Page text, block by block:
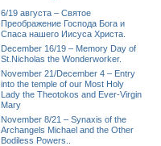
6/19 августа – Святое
Преображение Господа Бога и
Спаса нашего Иисуса Христа.
December 16/19 – Memory Day of
St.Nicholas the Wonderworker.
November 21/December 4 – Entry
into the temple of our Most Holy
Lady the Theotokos and Ever-Virgin
Mary
November 8/21 – Synaxis of the
Archangels Michael and the Other
Bodiless Powers..